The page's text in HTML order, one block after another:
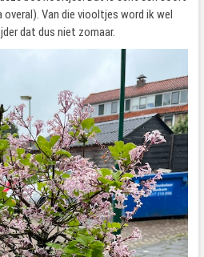
Van die viooltjes word ik wel
dat dus niet zomaar.